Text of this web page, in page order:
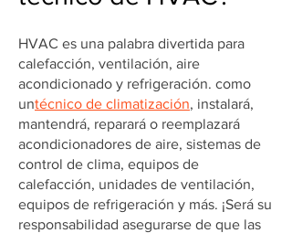
HVAC es una palabra divertida para
calefacción, ventilación, aire
acondicionado y refrigeración. como
untécnico de climatización, instalará,
mantendrá, reparará o reemplazará
acondicionadores de aire, sistemas de
control de clima, equipos de
calefacción, unidades de ventilación,
equipos de refrigeración y más. ¡Será su
responsabilidad asegurarse de que las